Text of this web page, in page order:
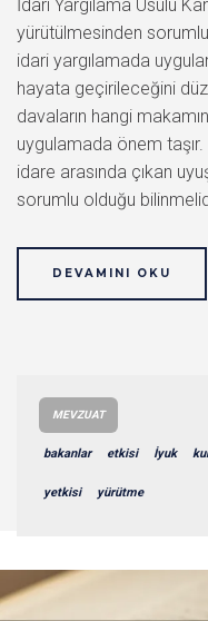
İdari Yargılama Usulü
yürütülmesinden
idari yargılamada
hayata geçirileceğini
davaların hangi
uygulamada önem
idare arasında çıkan
sorumlu olduğu
DEVAMINI OKU
MEVZUAT
bakanlar etkisi İyuk
yetkisi yürütme